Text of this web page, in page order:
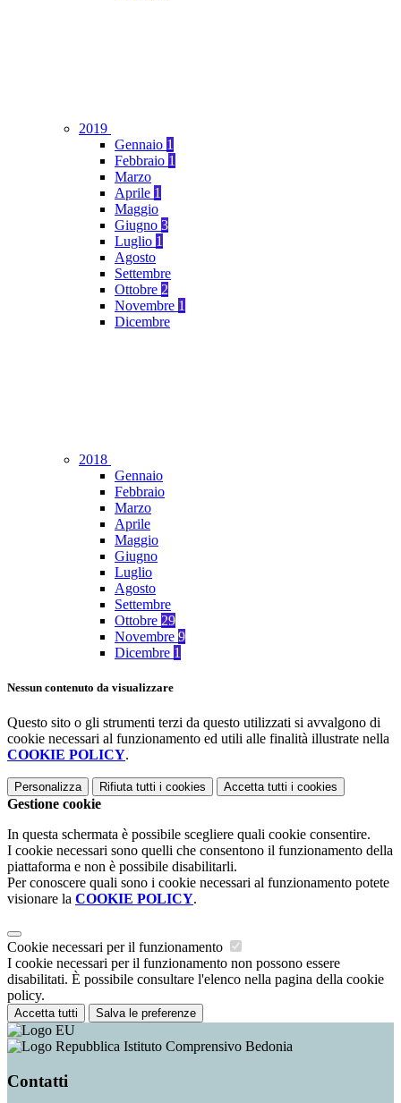
2019
Gennaio 1
Febbraio 1
Marzo
Aprile 1
Maggio
Giugno 3
Luglio 1
Agosto
Settembre
Ottobre 2
Novembre 1
Dicembre
2018
Gennaio
Febbraio
Marzo
Aprile
Maggio
Giugno
Luglio
Agosto
Settembre
Ottobre 29
Novembre 9
Dicembre 1
Nessun contenuto da visualizzare
Questo sito o gli strumenti terzi da questo utilizzati si avvalgono di
cookie necessari al funzionamento ed utili alle finalità illustrate nella
COOKIE POLICY.
Personalizza Rifiuta tutti i cookies Accetta tutti i cookies
Gestione cookie
In questa schermata è possibile scegliere quali cookie consentire.
I cookie necessari sono quelli che consentono il funzionamento della
piattaforma e non è possibile disabilitarli.
Per conoscere quali sono i cookie necessari al funzionamento potete
visionare la COOKIE POLICY.
Cookie necessari per il funzionamento
I cookie necessari per il funzionamento non possono essere
disabilitati. È possibile consultare l'elenco nella pagina della cookie
policy.
Accetta tutti Salva le preferenze
Istituto Comprensivo Bedonia
Contatti